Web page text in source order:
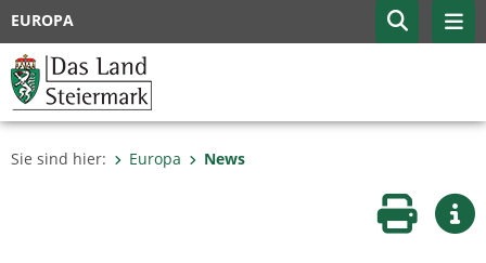
EUROPA
Sie sind hier: Europa News
Seite